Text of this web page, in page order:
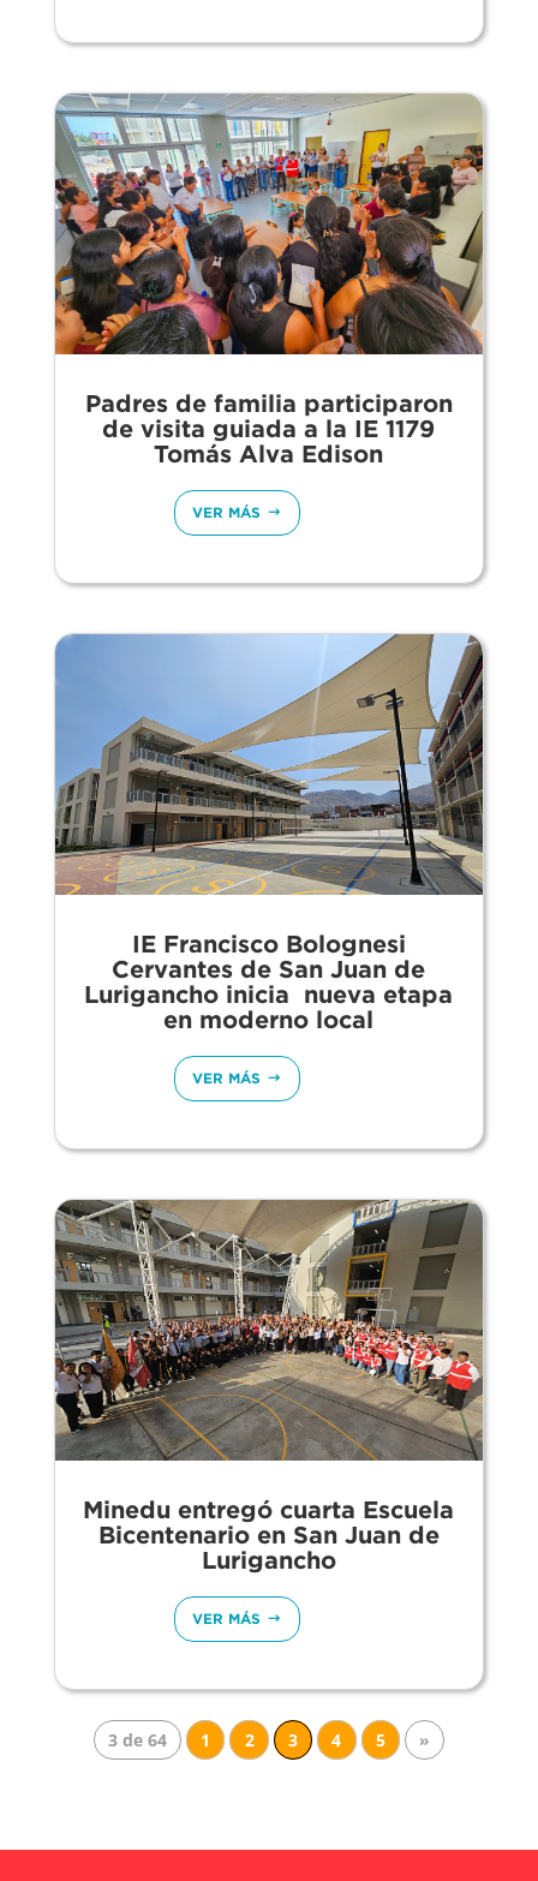
Padres de familia participaron
de visita guiada a la IE 1179
Tomás Alva Edison
VER MÁS
IE Francisco Bolognesi
Cervantes de San Juan de
Lurigancho inicia nueva etapa
en moderno local
VER MÁS
Minedu entregó cuarta Escuela
Bicentenario en San Juan de
Lurigancho
VER MÁS
3 de 64 1 2 3 4 5 »